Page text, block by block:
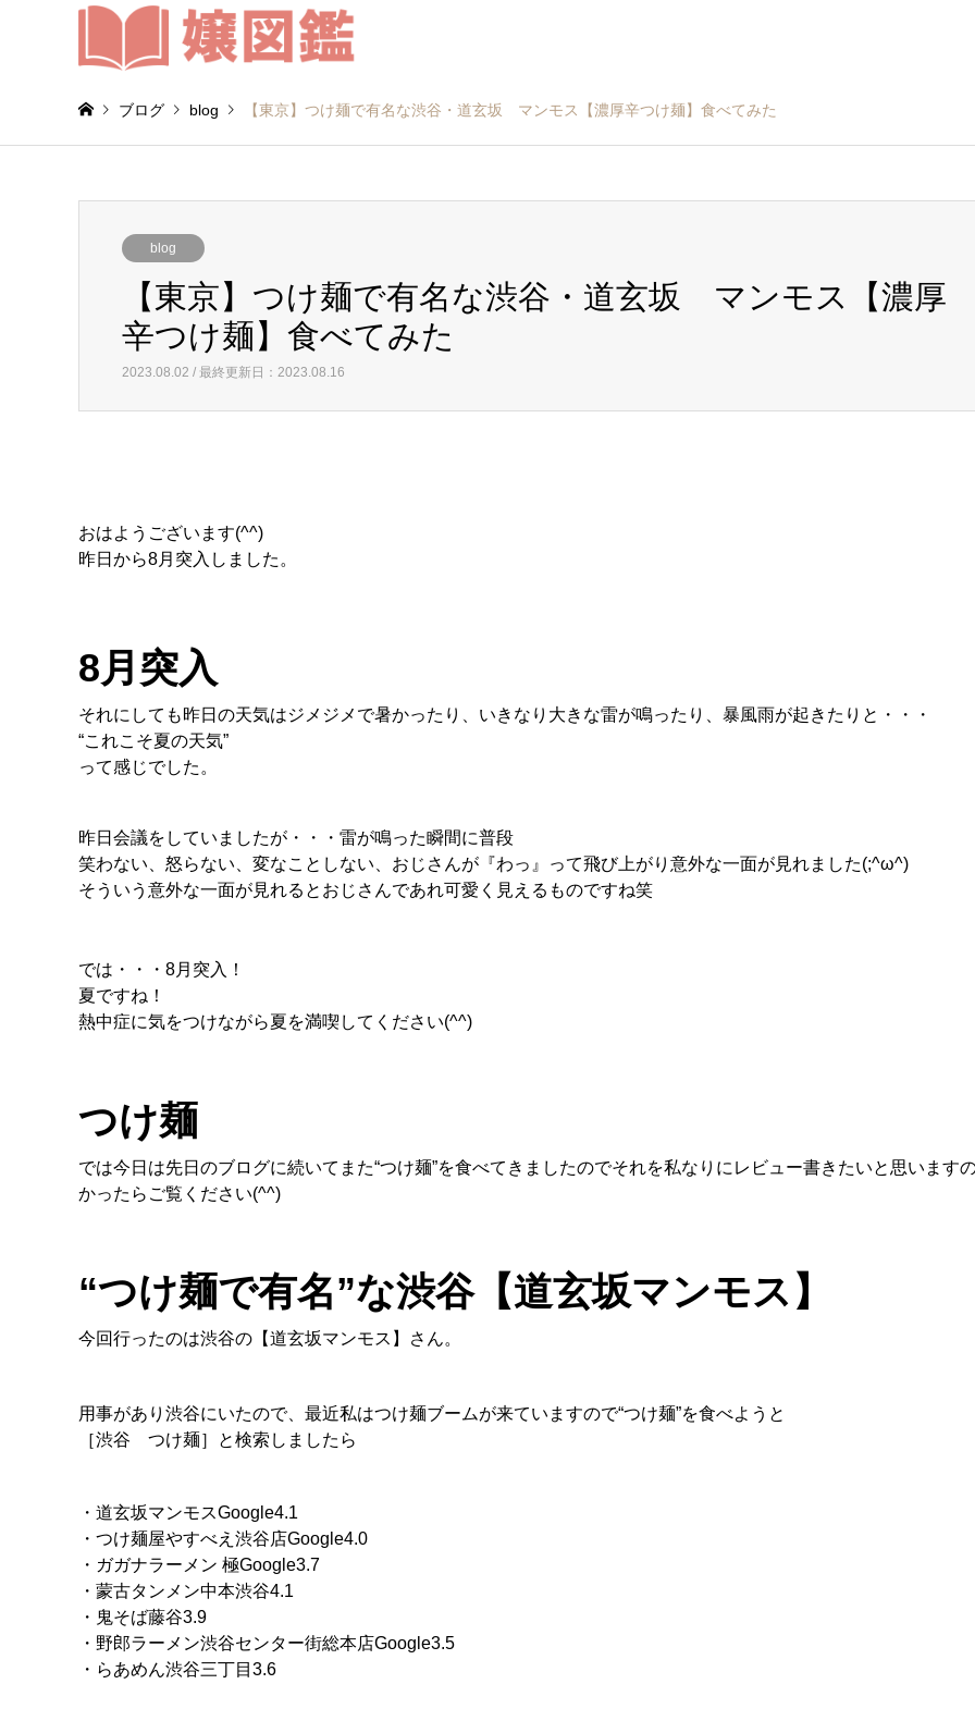
ブログ blog 【東京】つけ麺で有名な渋谷・道玄坂 マンモス【濃厚辛つけ麺】食べてみた
blog
【東京】つけ麺で有名な渋谷・道玄坂 マンモス【濃厚
辛つけ麺】食べてみた
2023.08.02 / 最終更新日：2023.08.16
おはようございます(^^)
昨日から8月突入しました。
8月突入
それにしても昨日の天気はジメジメで暑かったり、いきなり大きな雷が鳴ったり、暴風雨が起きたりと・・・
“これこそ夏の天気”
って感じでした。
昨日会議をしていましたが・・・雷が鳴った瞬間に普段
笑わない、怒らない、変なことしない、おじさんが『わっ』って飛び上がり意外な一面が見れました(;^ω^)
そういう意外な一面が見れるとおじさんであれ可愛く見えるものですね笑
では・・・8月突入！
夏ですね！
熱中症に気をつけながら夏を満喫してください(^^)
つけ麺
では今日は先日のブログに続いてまた“つけ麺”を食べてきましたのでそれを私なりにレビュー書きたいと思います
かったらご覧ください(^^)
“つけ麺で有名”な渋谷【道玄坂マンモス】
今回行ったのは渋谷の【道玄坂マンモス】さん。
用事があり渋谷にいたので、最近私はつけ麺ブームが来ていますので“つけ麺”を食べようと
［渋谷 つけ麺］と検索しましたら
・道玄坂マンモスGoogle4.1
・つけ麺屋やすべえ渋谷店Google4.0
・ガガナラーメン 極Google3.7
・蒙古タンメン中本渋谷4.1
・鬼そば藤谷3.9
・野郎ラーメン渋谷センター街総本店Google3.5
・らあめん渋谷三丁目3.6